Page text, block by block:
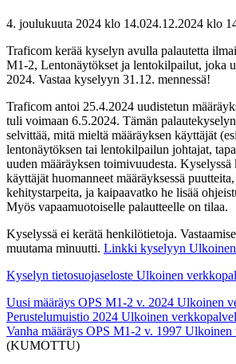
4. joulukuuta 2024 klo 14.024.12.2024 klo
Traficom kerää kyselyn avulla palautetta
M1-2, Lentonäytökset ja lentokilpailut, joka
2024. Vastaa kyselyyn 31.12. mennessä!
Traficom antoi 25.4.2024 uudistetun
tuli voimaan 6.5.2024. Tämän
selvittää, mitä mieltä määräyksen käyttäjät
lentonäytöksen tai lentokilpailun johtajat,
uuden määräyksen toimivuudesta.
käyttäjät huomanneet määräyksessä
kehitystarpeita, ja kaipaavatko he lisää
Myös vapaamuotoiselle palautteelle on tilaa.
Kyselyssä ei kerätä henkilötietoja.
muutama minuutti. Linkki kyselyyn
Kyselyn tietosuojaseloste Ulkoinen
Uusi määräys OPS M1-2 v. 2024 Ulkoinen
Perustelumuistio 2024 Ulkoinen
Vanha määräys OPS M1-2 v. 1997 Ulkoinen
(KUMOTTU)